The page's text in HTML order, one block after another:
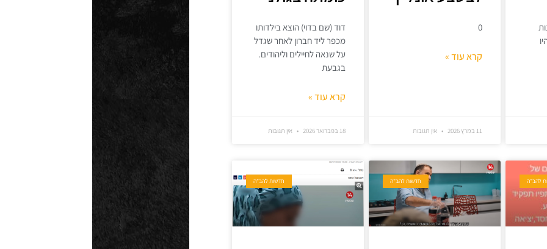
0
קרא עוד »
11 במרץ 2026 אין תגובות
דוד (שם בדוי) הוצא בילדותו
מכפר ליד חברון לאחר שגדל
על שנאה לחיילים וליהודים.
בגבעת
קרא עוד »
18 בפברואר 2026 אין תגובות
להב"ה חדשות להב"ה חדשות להב"ה